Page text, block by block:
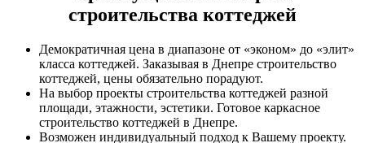
строительства коттеджей
Демократичная цена в диапазоне от «эконом» до «элит»
класса коттеджей. Заказывая в Днепре строительство
коттеджей, цены обязательно порадуют.
На выбор проекты строительства коттеджей разной
площади, этажности, эстетики. Готовое каркасное
строительство коттеджей в Днепре.
Возможен индивидуальный подход к Вашему проекту.